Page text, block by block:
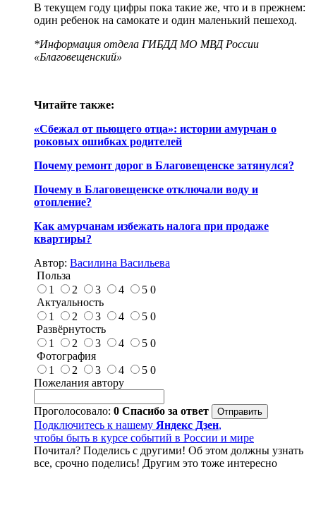
В текущем году цифры пока такие же, что и в прежнем:
один ребенок на самокате и один маленький пешеход.
*Информация отдела ГИБДД МО МВД России
«Благовещенский»
Читайте также:
«Сбежал от пьющего отца»: истории амурчан о
роковых ошибках родителей
Почему ремонт дорог в Благовещенске затянулся?
Почему в Благовещенске отключали воду и
отопление?
Как амурчанам избежать налога при продаже
квартиры?
Автор: Василина Васильева
Польза
1
2 3 4 5 0
Актуальность
1
2 3 4 5 0
Развёрнутость
1
2 3 4 5 0
Фотография
1
2 3 4 5 0
Пожелания автору
Проголосовало: 0 Спасибо за ответ
Подключитесь к нашему Яндекс Дзен,
чтобы быть в курсе событий в России и мире
Почитал? Поделись с другими! Об этом должны узнать
все, срочно поделись! Другим это тоже интересно